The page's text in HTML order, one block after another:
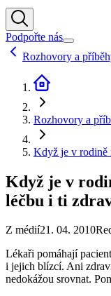
Podpořte nás
Rozhovory a
Rozhovory a
Když je v rodině
Když je v
léčbu i ti
Z médií21. 04. 2010
Lékaři pomáhají
i jejich blízcí. Ani
nedokážou srovnat.